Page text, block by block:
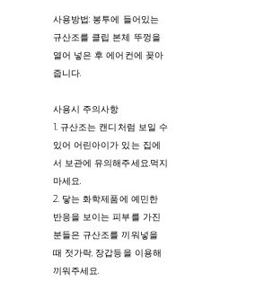
사용방법: 봉투에 들어있는
규산조를 클립 본체 뚜껑을
열어 넣은 후 에어컨에 꽂아
줍니다.
사용시 주의사항
1. 규산조는 캔디처럼 보일 수
있어 어린아이가 있는 집에
서 보관에 유의해주세요.먹지
마세요.
2. 닿는 화학제품에 예민한
반응을 보이는 피부를 가진
분들은 규산조를 끼워넣을
때 젓가락, 장갑등을 이용해
끼워주세요.